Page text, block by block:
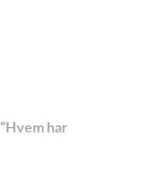
”Hvem har